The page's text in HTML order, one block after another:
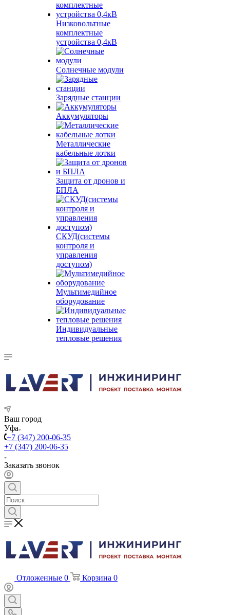
Низковольтные
комплектные
устройства 0,4кВ
Солнечные модули
Зарядные станции
Аккумуляторы
Металлические
кабельные лотки
Защита от дронов и
БПЛА
СКУД(системы
контроля и
управления
доступом)
Мультимедийное
оборудование
Индивидуальные
тепловые решения
Ваш город
Уфа
+7 (347) 200-06-35
+7 (347) 200-06-35
Заказать звонок
Отложенные 0 Корзина 0